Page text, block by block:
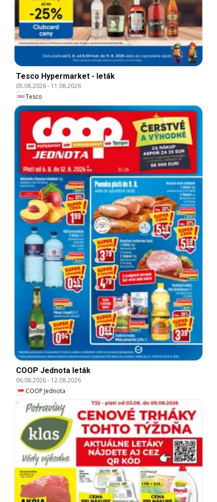
Tesco Hypermarket - leták
05.08.2026- 11.08.2026
Tesco
COOP Jednota leták
06.08.2026- 12.08.2026
COOP Jednota